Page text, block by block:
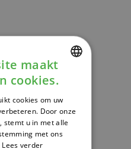
DUTCH
FRENCH
ENGLISH
maakt
cookies.
cookies om uw
Door onze
stemt u in met alle
met ons
Lees verder